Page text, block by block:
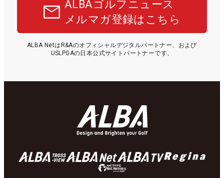
ALBAゴルフニュース
メルマガ登録はこちら
ALBA NetはR&Aのオフィシャルデジタルパートナー、および
USLPGAの日本公式サイトパートナーです。